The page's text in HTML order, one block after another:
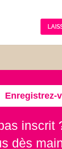
Enregistrez-
inscrit
dès